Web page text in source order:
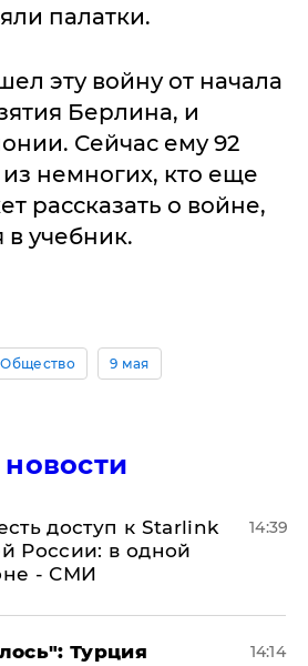
палатки.
эту войну от начала
Берлина, и
Сейчас ему 92
немногих, кто еще
рассказать о войне,
в учебник.
Общество 9 мая
доступ к Starlink
России: в одной
- СМИ
14:39
Турция
14:14